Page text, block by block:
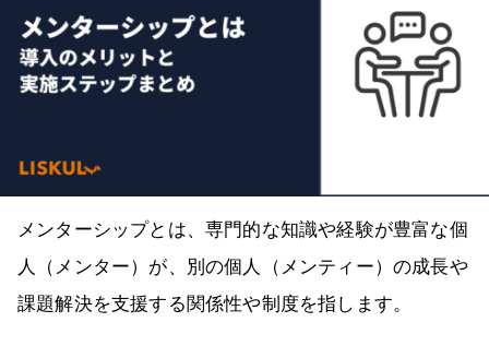
メンターシップとは、専門的な知識や経験が豊富な個
人（メンター）が、別の個人（メンティー）の成長や
課題解決を支援する関係性や制度を指します。